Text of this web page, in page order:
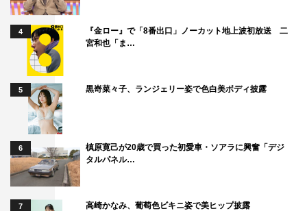
4
『金ロー』で「8番出口」ノーカット地上波初放送 二
宮和也「ま…
5 黒嵜菜々子、ランジェリー姿で色白美ボディ披露
6
槙原寛己が20歳で買った初愛車・ソアラに興奮「デジ
タルパネル…
7 高崎かなみ、葡萄色ビキニ姿で美ヒップ披露